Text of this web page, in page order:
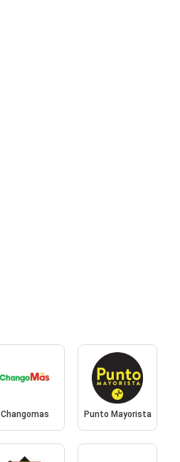
Changomas Punto Mayorista